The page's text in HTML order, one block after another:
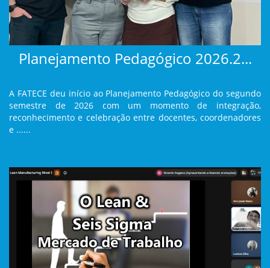
Planejamento Pedagógico 2026.2...
A FATECE deu início ao Planejamento Pedagógico do segundo
semestre de 2026 com um momento de integração,
reconhecimento e celebração entre docentes, coordenadores
e ......